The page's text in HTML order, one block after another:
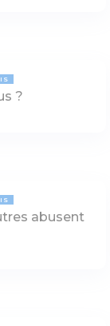
?
abusent